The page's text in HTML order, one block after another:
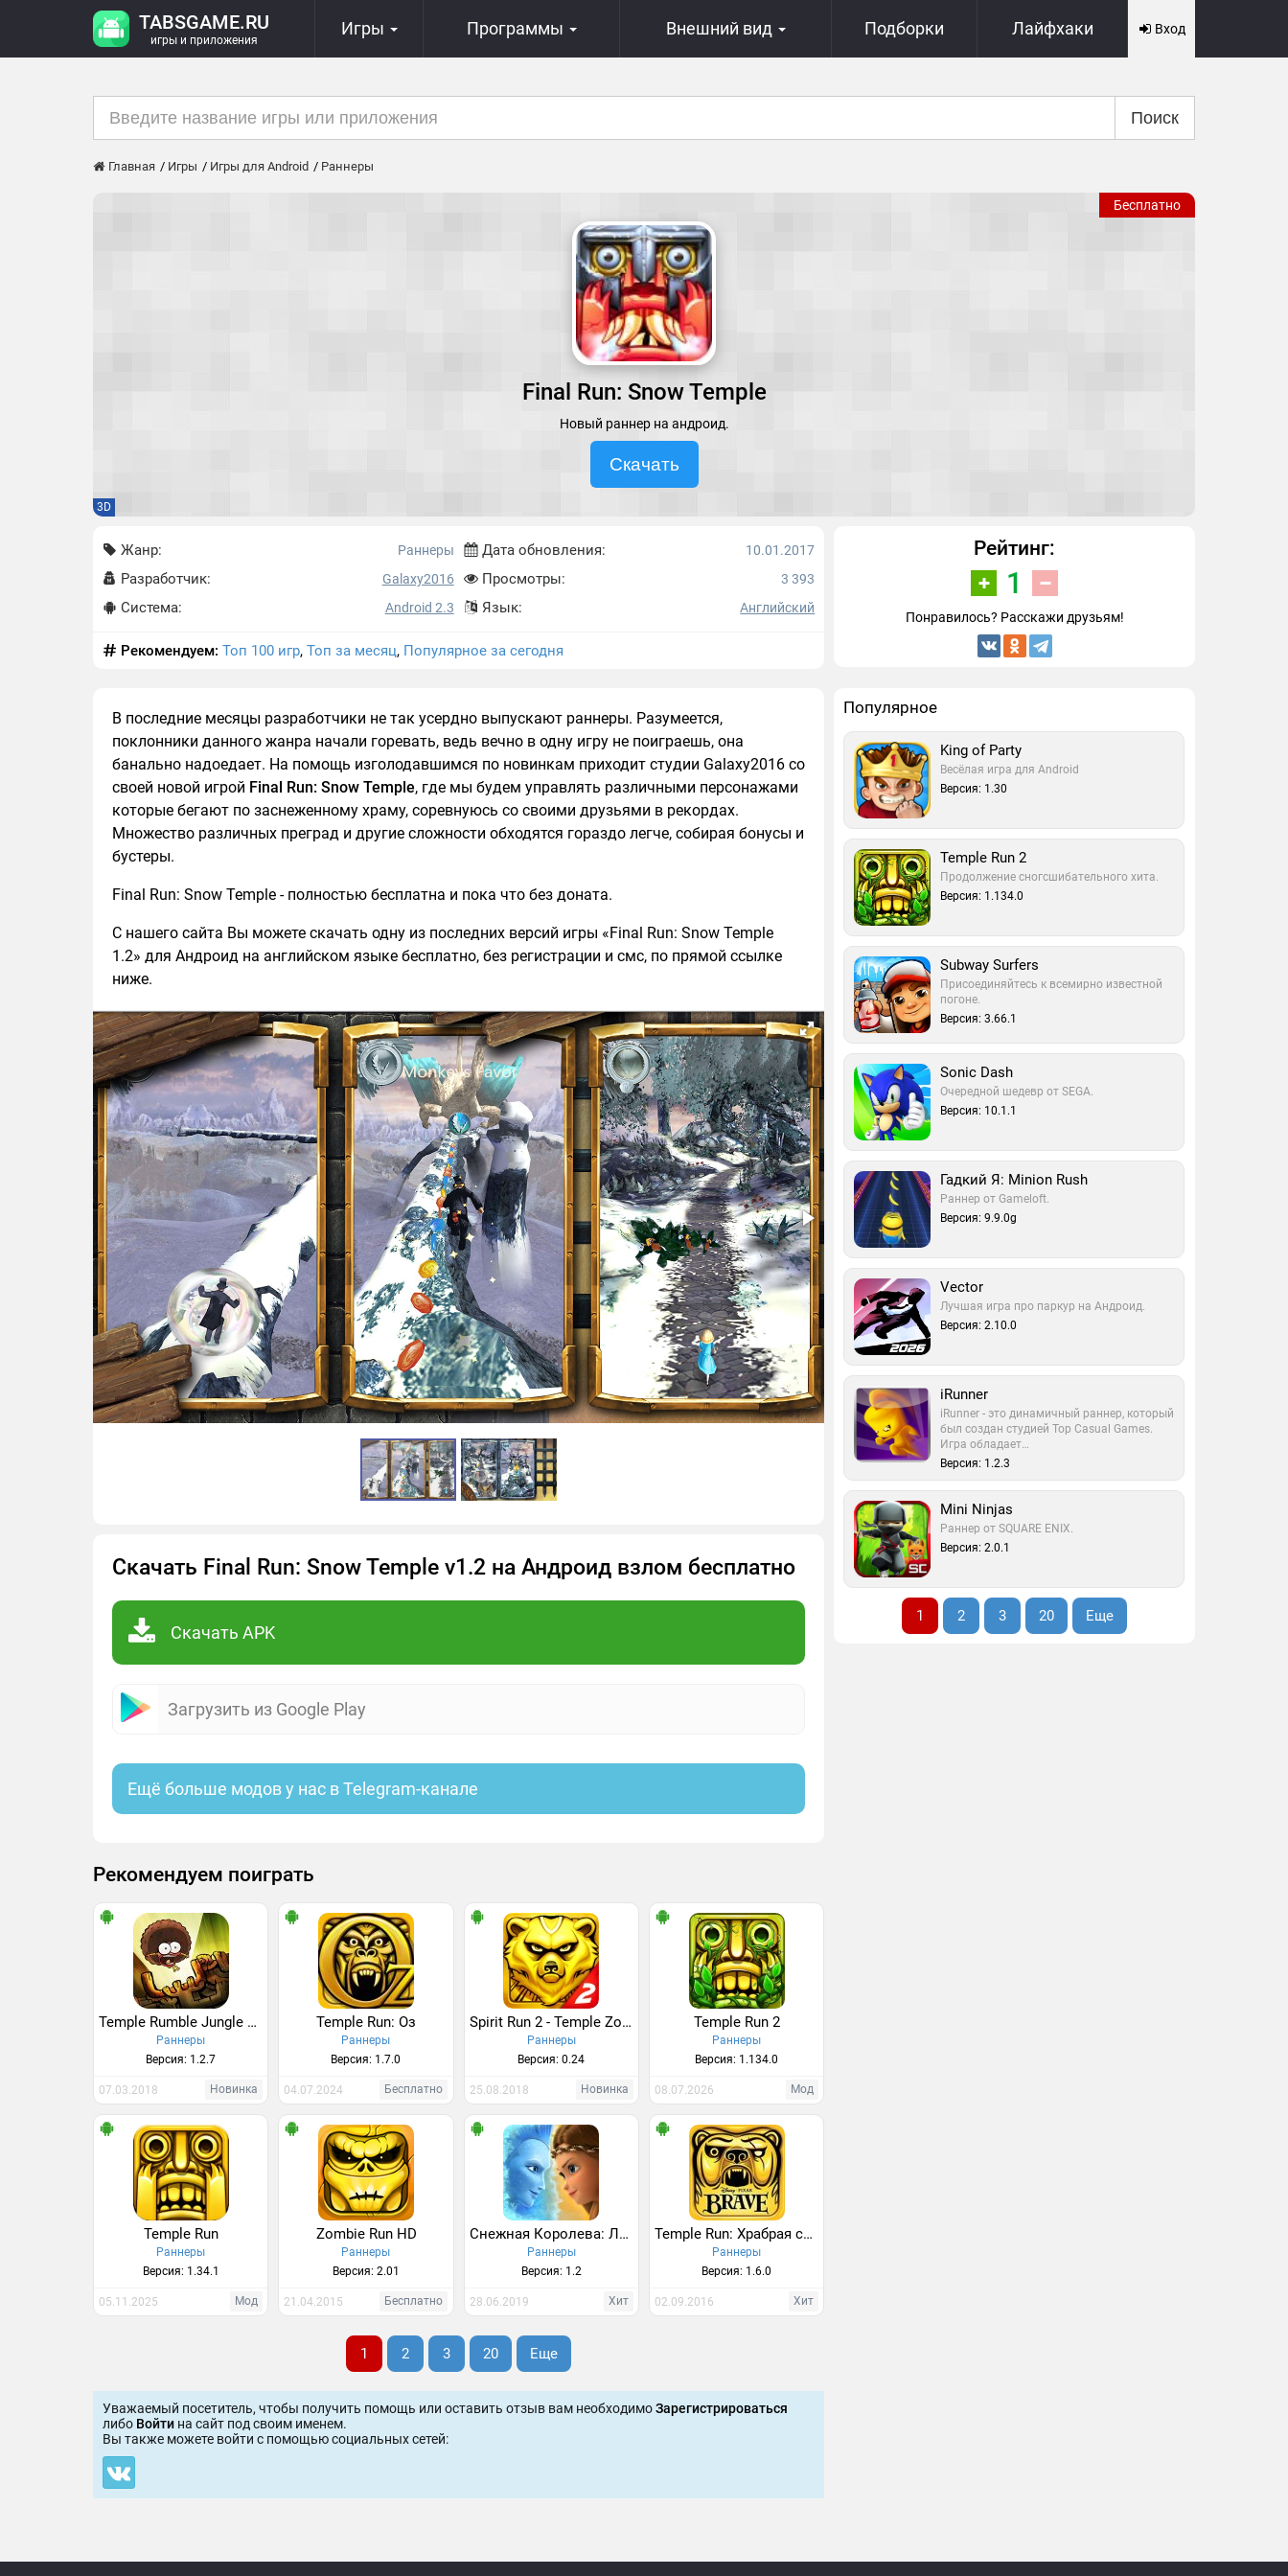
TABSGAME.RU
игры и приложения
Игры Программы Внешний вид Подборки Лайфхаки Вход
Поиск
Главная Игры Игры для Android Раннеры
Бесплатно
Final Run: Snow Temple
Новый раннер на андроид.
Скачать
3D
Жанр: Раннеры
Разработчик: Galaxy2016
Система: Android 2.3
Дата обновления: 10.01.2017
Просмотры: 3 393
Язык: Английский
Рекомендуем: Топ 100 игр, Топ за месяц, Популярное за сегодня
Рейтинг:
1
Понравилось? Расскажи друзьям!
В последние месяцы разработчики не так усердно выпускают раннеры. Разумеется,
поклонники данного жанра начали горевать, ведь вечно в одну игру не поиграешь, она
банально надоедает. На помощь изголодавшимся по новинкам приходит студии Galaxy2016 со
своей новой игрой Final Run: Snow Temple, где мы будем управлять различными персонажами
которые бегают по заснеженному храму, соревнуюсь со своими друзьями в рекордах.
Множество различных преград и другие сложности обходятся гораздо легче, собирая бонусы и
бустеры.
Final Run: Snow Temple - полностью бесплатна и пока что без доната.
С нашего сайта Вы можете скачать одну из последних версий игры «Final Run: Snow Temple
1.2» для Андроид на английском языке бесплатно, без регистрации и смс, по прямой ссылке
ниже.
Скачать Final Run: Snow Temple v1.2 на Андроид взлом бесплатно
Скачать APK
Загрузить из Google Play
Ещё больше модов у нас в Telegram-канале
Рекомендуем поиграть
Temple Rumble Jungle Adventure
Раннеры
Версия: 1.2.7
07.03.2018 Новинка
Temple Run: Оз
Раннеры
Версия: 1.7.0
04.07.2024 Бесплатно
Spirit Run 2 - Temple Zombie
Раннеры
Версия: 0.24
25.08.2018 Новинка
Temple Run 2
Раннеры
Версия: 1.134.0
08.07.2026 Мод
Temple Run
Раннеры
Версия: 1.34.1
05.11.2025 Мод
Zombie Run HD
Раннеры
Версия: 2.01
21.04.2015 Бесплатно
Снежная Королева: Ледяной забег!
Раннеры
Версия: 1.2
28.06.2019 Хит
Temple Run: Храбрая сердцем
Раннеры
Версия: 1.6.0
02.09.2016 Хит
1 2 3 20 Еще
Уважаемый посетитель, чтобы получить помощь или оставить отзыв вам необходимоЗарегистрироваться
либо Войти на сайт под своим именем.
Вы также можете войти c помощью социальных сетей:
Популярное
King of Party
Весёлая игра для Android
Версия: 1.30
Temple Run 2
Продолжение сногсшибательного хита.
Версия: 1.134.0
Subway Surfers
Присоединяйтесь к всемирно известной
погоне.
Версия: 3.66.1
Sonic Dash
Очередной шедевр от SEGA.
Версия: 10.1.1
Гадкий Я: Minion Rush
Раннер от Gameloft.
Версия: 9.9.0g
Vector
Лучшая игра про паркур на Андроид.
Версия: 2.10.0
iRunner
iRunner - это динамичный раннер, который
был создан студией Top Casual Games.
Игра обладает…
Версия: 1.2.3
Mini Ninjas
Раннер от SQUARE ENIX.
Версия: 2.0.1
1 2 3 20 Еще